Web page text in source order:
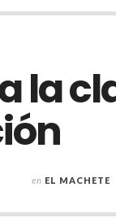
la
en EL MACHETE